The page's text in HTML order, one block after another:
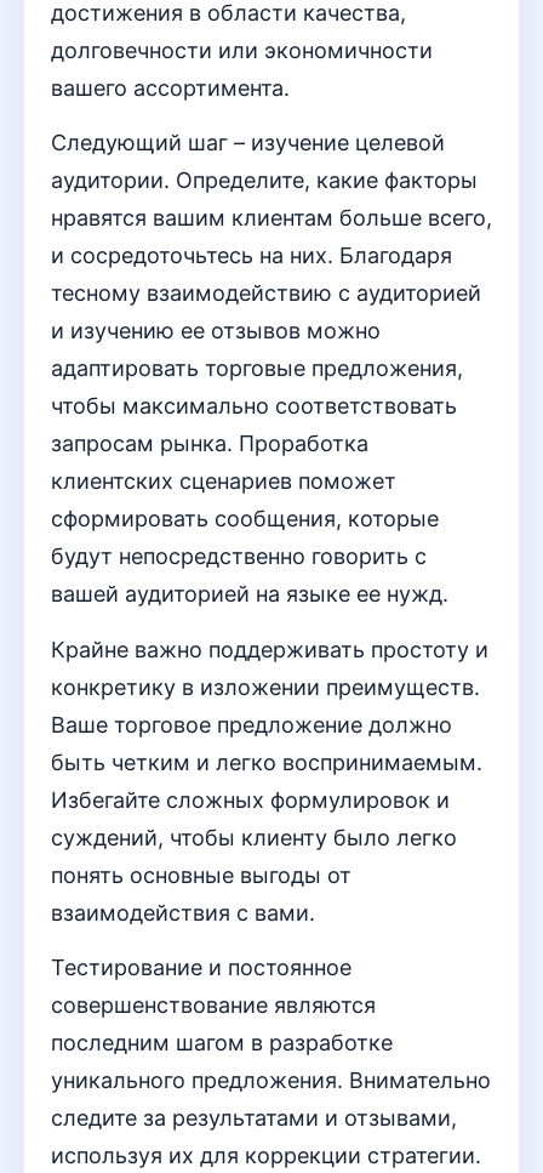
достижения в области качества,
долговечности или экономичности
вашего ассортимента.
Следующий шаг – изучение целевой
аудитории. Определите, какие факторы
нравятся вашим клиентам больше всего,
и сосредоточьтесь на них. Благодаря
тесному взаимодействию с аудиторией
и изучению ее отзывов можно
адаптировать торговые предложения,
чтобы максимально соответствовать
запросам рынка. Проработка
клиентских сценариев поможет
сформировать сообщения, которые
будут непосредственно говорить с
вашей аудиторией на языке ее нужд.
Крайне важно поддерживать простоту и
конкретику в изложении преимуществ.
Ваше торговое предложение должно
быть четким и легко воспринимаемым.
Избегайте сложных формулировок и
суждений, чтобы клиенту было легко
понять основные выгоды от
взаимодействия с вами.
Тестирование и постоянное
совершенствование являются
последним шагом в разработке
уникального предложения. Внимательно
следите за результатами и отзывами,
используя их для коррекции стратегии.